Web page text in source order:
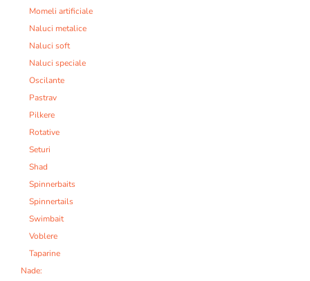
Momeli artificiale
Naluci metalice
Naluci soft
Naluci speciale
Oscilante
Pastrav
Pilkere
Rotative
Seturi
Shad
Spinnerbaits
Spinnertails
Swimbait
Voblere
Taparine
Nade: